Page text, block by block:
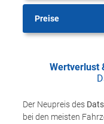
Preise
Wertverlust
Der Neupreis des
bei den meisten